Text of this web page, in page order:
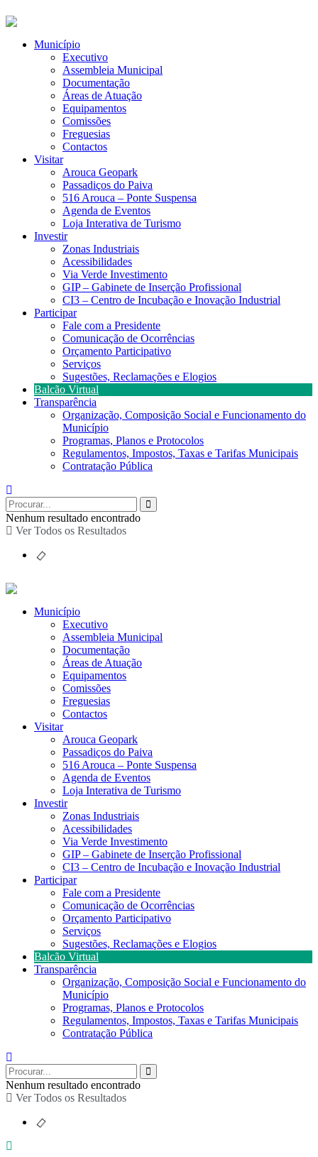
Município
Executivo
Assembleia Municipal
Documentação
Áreas de Atuação
Equipamentos
Comissões
Freguesias
Contactos
Visitar
Arouca Geopark
Passadiços do Paiva
516 Arouca – Ponte Suspensa
Agenda de Eventos
Loja Interativa de Turismo
Investir
Zonas Industriais
Acessibilidades
Via Verde Investimento
GIP – Gabinete de Inserção Profissional
CI3 – Centro de Incubação e Inovação Industrial
Participar
Fale com a Presidente
Comunicação de Ocorrências
Orçamento Participativo
Serviços
Sugestões, Reclamações e Elogios
Balcão Virtual
Transparência
Organização, Composição Social e Funcionamento do
Município
Programas, Planos e Protocolos
Regulamentos, Impostos, Taxas e Tarifas Municipais
Contratação Pública
Nenhum resultado encontrado
Ver Todos os Resultados
Município
Executivo
Assembleia Municipal
Documentação
Áreas de Atuação
Equipamentos
Comissões
Freguesias
Contactos
Visitar
Arouca Geopark
Passadiços do Paiva
516 Arouca – Ponte Suspensa
Agenda de Eventos
Loja Interativa de Turismo
Investir
Zonas Industriais
Acessibilidades
Via Verde Investimento
GIP – Gabinete de Inserção Profissional
CI3 – Centro de Incubação e Inovação Industrial
Participar
Fale com a Presidente
Comunicação de Ocorrências
Orçamento Participativo
Serviços
Sugestões, Reclamações e Elogios
Balcão Virtual
Transparência
Organização, Composição Social e Funcionamento do
Município
Programas, Planos e Protocolos
Regulamentos, Impostos, Taxas e Tarifas Municipais
Contratação Pública
Nenhum resultado encontrado
Ver Todos os Resultados